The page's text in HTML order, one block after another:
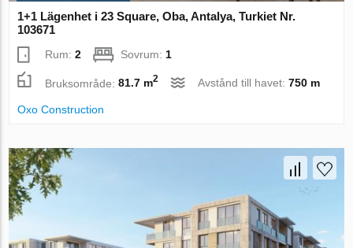
1+1 Lägenhet i 23 Square, Oba, Antalya, Turkiet Nr.
103671
Rum:2 Sovrum: 1
Bruksområde:81.7 m2 Avstånd till havet:750 m
Oxo Construction